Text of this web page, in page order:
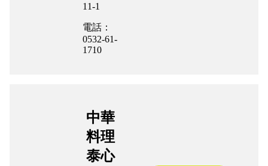
11-1
電話：
0532-61-
1710
中華
料理
泰心